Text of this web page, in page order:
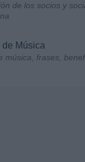
de los socios y
Música
música, frases,